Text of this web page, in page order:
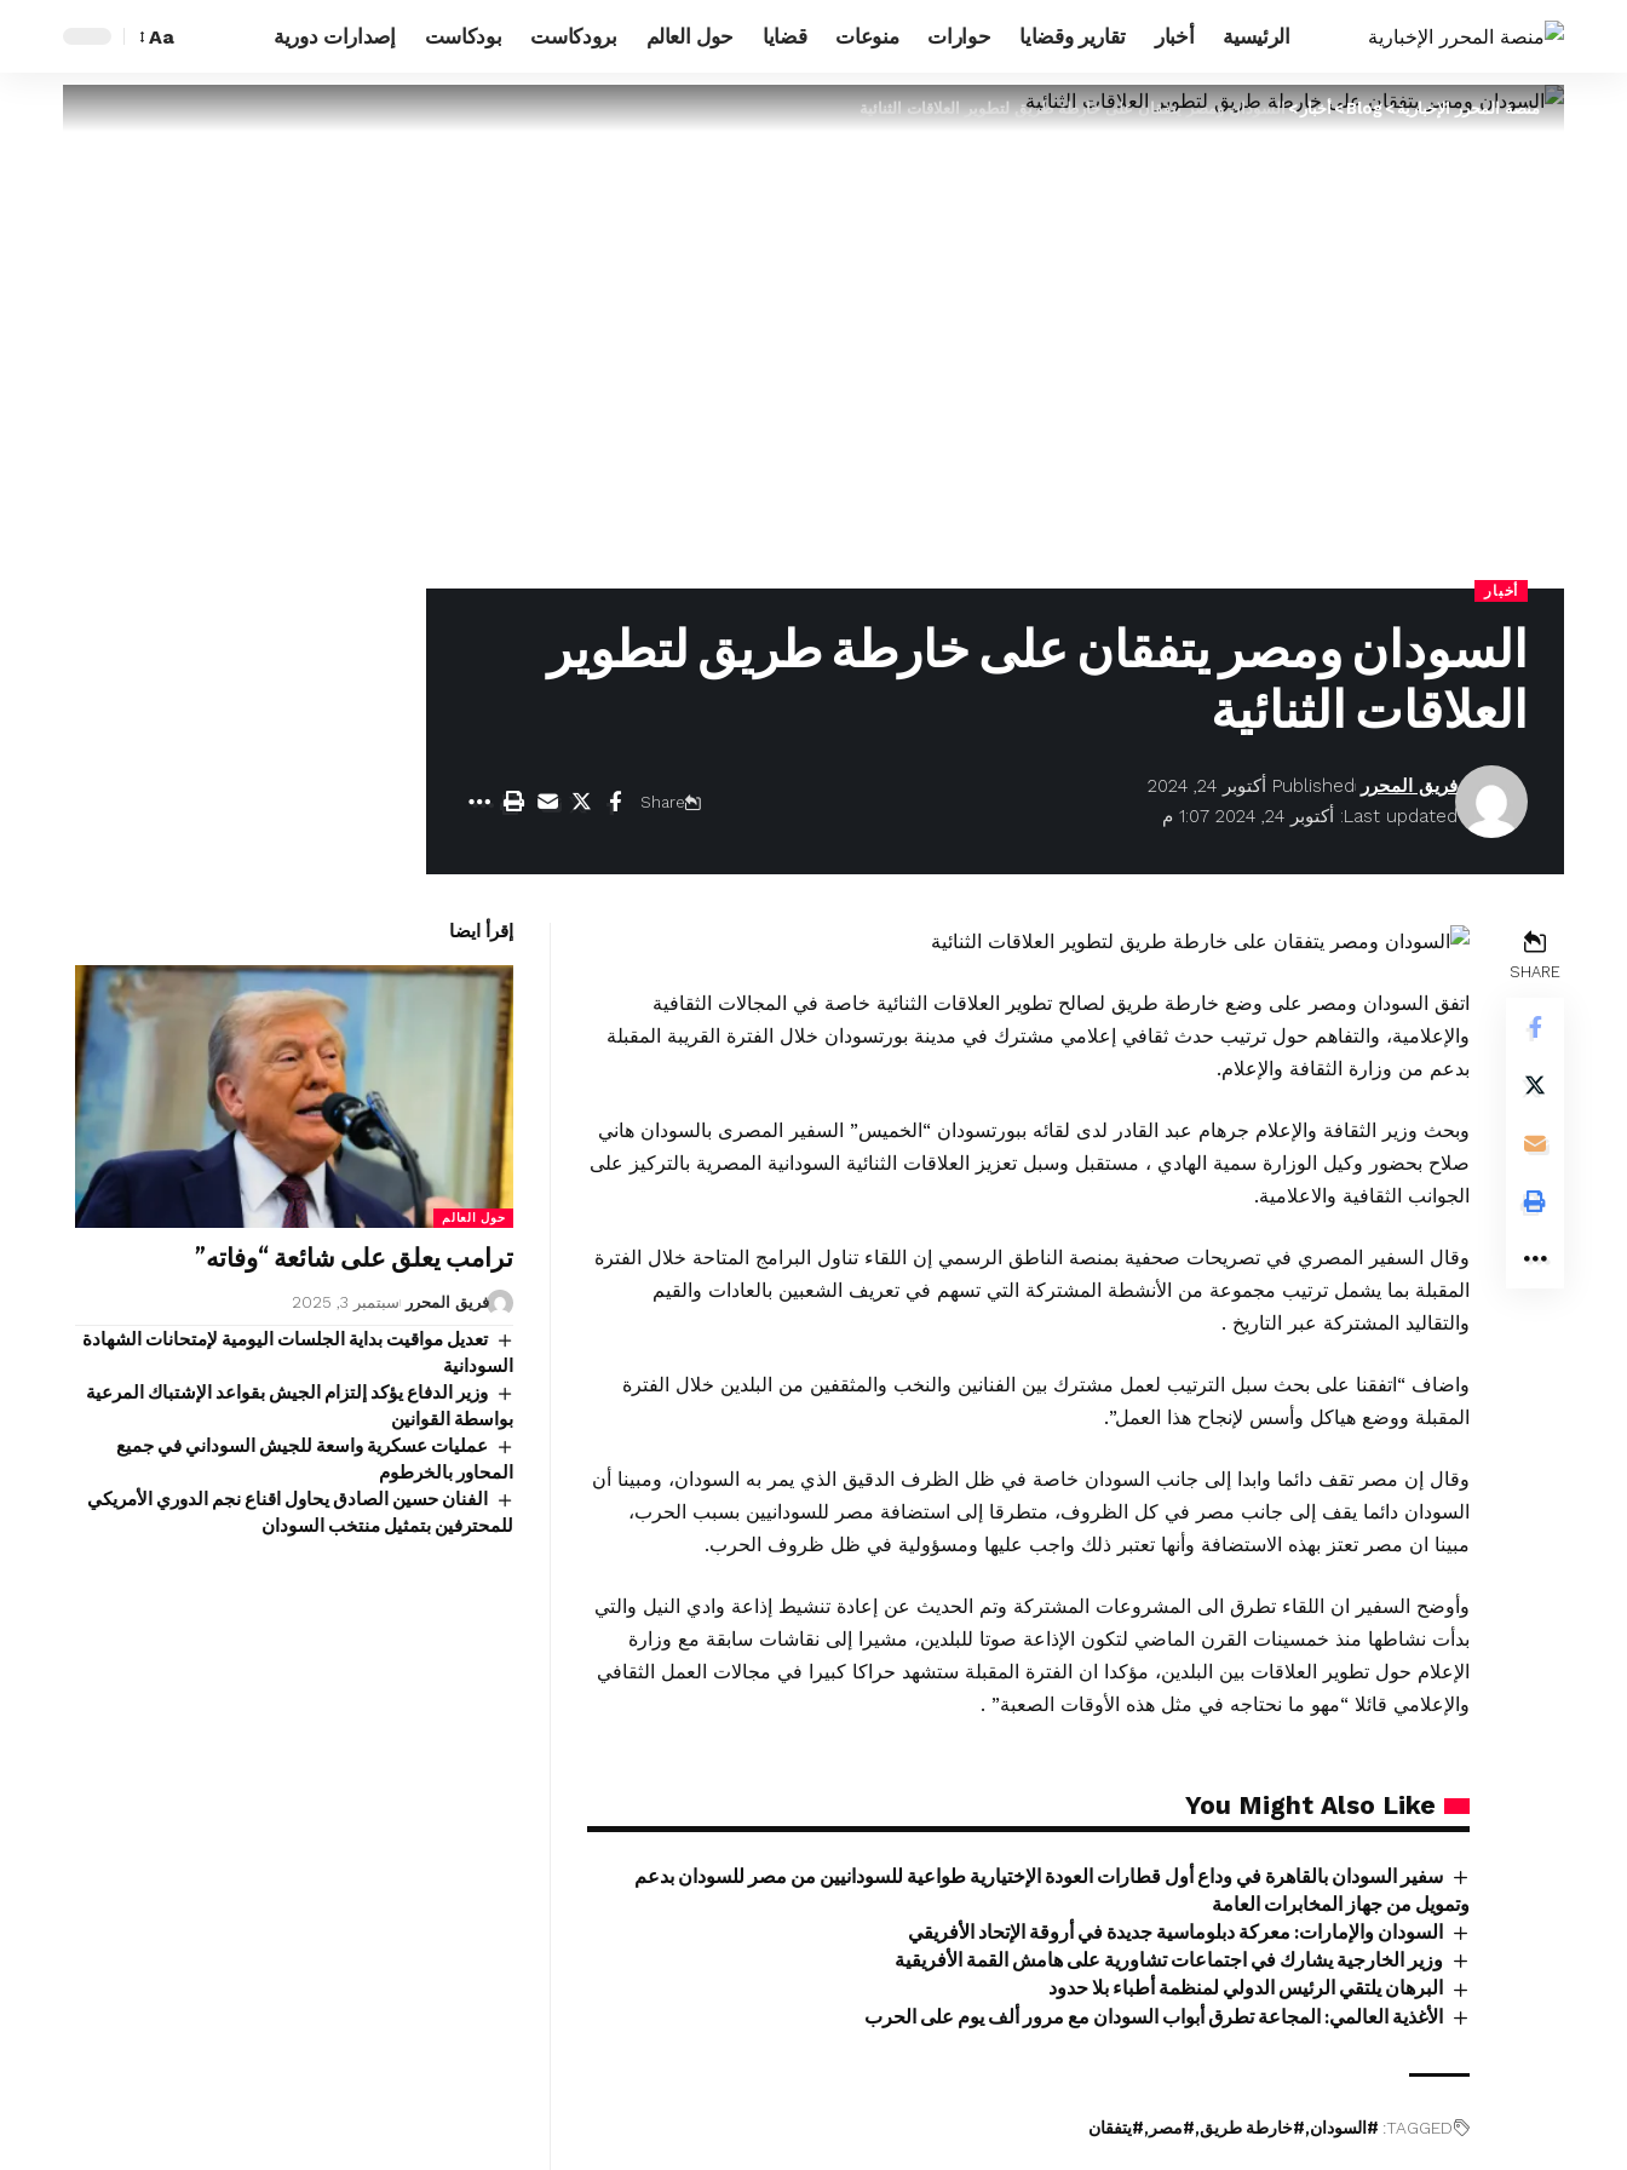
الرئيسية أخبار تقارير وقضايا حوارات منوعات قضايا حول العالم برودكاست بودكاست إصدارات دورية Aa
منصة المحرر الإخبارية>
Blog
>أخبار>السودان ومصر يتفقان على خارطة طريق لتطوير العلاقات الثنائية
أخبار
السودان ومصر يتفقان على خارطة طريق لتطوير
العلاقات الثنائية
Last updated: أكتوبر 24, 2024 1:07 م
فريق المحرر Published أكتوبر 24, 2024
Share
SHARE
اتفق السودان ومصر على وضع خارطة طريق لصالح تطوير العلاقات الثنائية خاصة في المجالات الثقافية
والإعلامية، والتفاهم حول ترتيب حدث ثقافي إعلامي مشترك في مدينة بورتسودان خلال الفترة القريبة المقبلة
بدعم من وزارة الثقافة والإعلام.
وبحث وزير الثقافة والإعلام جرهام عبد القادر لدى لقائه ببورتسودان “الخميس” السفير المصرى بالسودان هاني
صلاح بحضور وكيل الوزارة سمية الهادي ، مستقبل وسبل تعزيز العلاقات الثنائية السودانية المصرية بالتركيز على
الجوانب الثقافية والاعلامية.
وقال السفير المصري في تصريحات صحفية بمنصة الناطق الرسمي إن اللقاء تناول البرامج المتاحة خلال الفترة
المقبلة بما يشمل ترتيب مجموعة من الأنشطة المشتركة التي تسهم في تعريف الشعبين بالعادات والقيم
والتقاليد المشتركة عبر التاريخ .
واضاف “اتفقنا على بحث سبل الترتيب لعمل مشترك بين الفنانين والنخب والمثقفين من البلدين خلال الفترة
المقبلة ووضع هياكل وأسس لإنجاح هذا العمل”.
وقال إن مصر تقف دائما وابدا إلى جانب السودان خاصة في ظل الظرف الدقيق الذي يمر به السودان، ومبينا أن
السودان دائما يقف إلى جانب مصر في كل الظروف، متطرقا إلى استضافة مصر للسودانيين بسبب الحرب،
مبينا ان مصر تعتز بهذه الاستضافة وأنها تعتبر ذلك واجب عليها ومسؤولية في ظل ظروف الحرب.
وأوضح السفير ان اللقاء تطرق الى المشروعات المشتركة وتم الحديث عن إعادة تنشيط إذاعة وادي النيل والتي
بدأت نشاطها منذ خمسينات القرن الماضي لتكون الإذاعة صوتا للبلدين، مشيرا إلى نقاشات سابقة مع وزارة
الإعلام حول تطوير العلاقات بين البلدين، مؤكدا ان الفترة المقبلة ستشهد حراكا كبيرا في مجالات العمل الثقافي
والإعلامي قائلا “مهو ما نحتاجه في مثل هذه الأوقات الصعبة” .
You Might Also Like
سفير السودان بالقاهرة في وداع أول قطارات العودة الإختيارية طواعية للسودانيين من مصر للسودان بدعم
وتمويل من جهاز المخابرات العامة
السودان والإمارات: معركة دبلوماسية جديدة في أروقة الإتحاد الأفريقي
وزير الخارجية يشارك في اجتماعات تشاورية على هامش القمة الأفريقية
البرهان يلتقي الرئيس الدولي لمنظمة أطباء بلا حدود
الأغذية العالمي: المجاعة تطرق أبواب السودان مع مرور ألف يوم على الحرب
TAGGED: #السودان #خارطة طريق #مصر #يتفقان
إقرأ ايضا
حول العالم
ترامب يعلق على شائعة “وفاته”
فريق المحرر سبتمبر 3, 2025
تعديل مواقيت بداية الجلسات اليومية لإمتحانات الشهادة
السودانية
وزير الدفاع يؤكد إلتزام الجيش بقواعد الإشتباك المرعية
بواسطة القوانين
عمليات عسكرية واسعة للجيش السوداني في جميع
المحاور بالخرطوم
الفنان حسين الصادق يحاول اقناع نجم الدوري الأمريكي
للمحترفين بتمثيل منتخب السودان